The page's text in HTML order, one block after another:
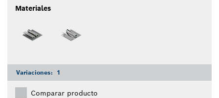
Materiales
Variaciones: 1
Comparar producto